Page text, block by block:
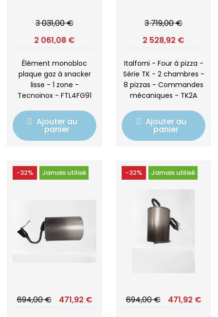
3 031,00 €
2 061,08 €
Élément monobloc
plaque gaz à snacker
lisse - 1 zone -
Tecnoinox - FTL4FG91
Ajouter au
panier
3 719,00 €
2 528,92 €
Italforni - Four à pizza -
Série TK - 2 chambres -
8 pizzas - Commandes
mécaniques - TK2A
Ajouter au
panier
-32% Jamais utilisé
694,00 € 471,92 €
-32% Jamais utilisé
694,00 € 471,92 €